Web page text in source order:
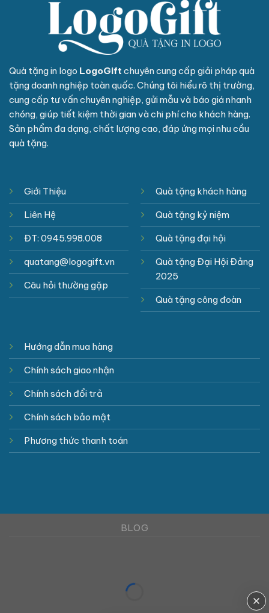
Quà tặng in logo LogoGift chuyên cung cấp giải pháp quà
tặng doanh nghiệp toàn quốc. Chúng tôi hiểu rõ thị trường,
cung cấp tư vấn chuyên nghiệp, gửi mẫu và báo giá nhanh
chóng, giúp tiết kiệm thời gian và chi phí cho khách hàng.
Sản phẩm đa dạng, chất lượng cao, đáp ứng mọi nhu cầu
quà tặng.
Giới Thiệu
Liên Hệ
ĐT: 0945.998.008
quatang@logogift.vn
Câu hỏi thường gặp
Quà tặng khách hàng
Quà tặng kỷ niệm
Quà tặng đại hội
Quà tặng Đại Hội Đảng
2025
Quà tặng công đoàn
Hướng dẫn mua hàng
Chính sách giao nhận
Chính sách đổi trả
Chính sách bảo mật
Phương thức thanh toán
BLOG